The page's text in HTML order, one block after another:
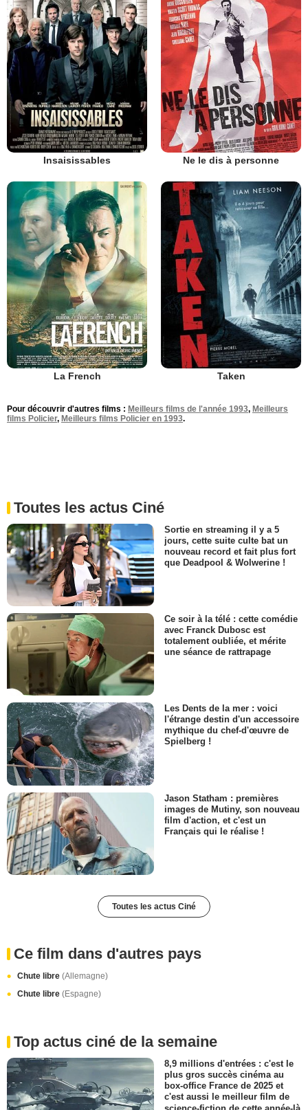
Insaisissables Ne le dis à personne
La French Taken
Pour découvrir d'autres films : Meilleurs films de l'année 1993, Meilleurs
films Policier, Meilleurs films Policier en 1993.
Toutes les actus Ciné
Sortie en streaming il y a 5
jours, cette suite culte bat un
nouveau record et fait plus fort
que Deadpool & Wolwerine !
Ce soir à la télé : cette comédie
avec Franck Dubosc est
totalement oubliée, et mérite
une séance de rattrapage
Les Dents de la mer : voici
l'étrange destin d'un accessoire
mythique du chef-d'œuvre de
Spielberg !
Jason Statham : premières
images de Mutiny, son nouveau
film d'action, et c'est un
Français qui le réalise !
Toutes les actus Ciné
Ce film dans d'autres pays
Chute libre (Allemagne)
Chute libre (Espagne)
Top actus ciné de la semaine
8,9 millions d'entrées : c'est le
plus gros succès cinéma au
box-office France de 2025 et
c'est aussi le meilleur film de
science-fiction de cette année-là